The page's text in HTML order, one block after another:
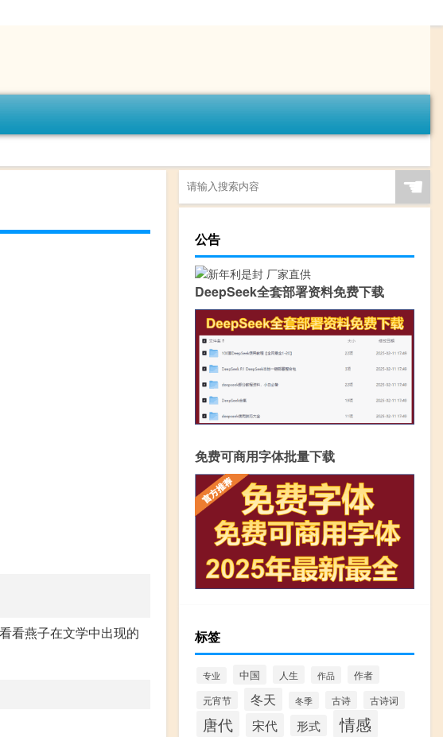
看燕子在文学中出现的
☚
公告
DeepSeek全套部署资料免费下载
免费可商用字体批量下载
标签
专业 中国 人生 作品
作者
元宵节
冬天 冬季 古诗 古诗词
唐代 宋代 形式 情感